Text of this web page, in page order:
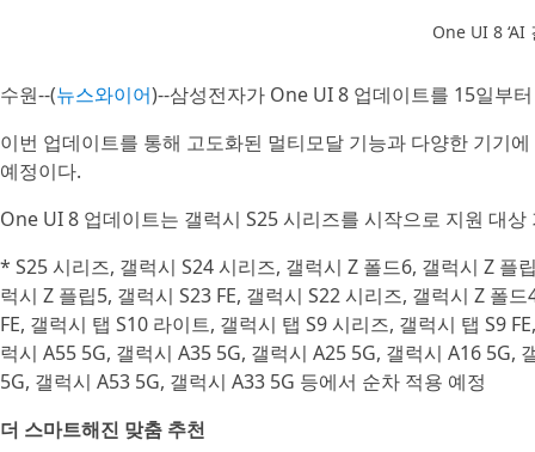
One UI 8 ‘AI
수원--(뉴스와이어)--삼성전자가 One UI 8 업데이트를 15일부
이번 업데이트를 통해 고도화된 멀티모달 기능과 다양한 기기
예정이다.
One UI 8 업데이트는 갤럭시 S25 시리즈를 시작으로 지원 대
* S25 시리즈, 갤럭시 S24 시리즈, 갤럭시 Z 폴드6, 갤럭시 Z 플
럭시 Z 플립5, 갤럭시 S23 FE, 갤럭시 S22 시리즈, 갤럭시 Z 폴
FE, 갤럭시 탭 S10 라이트, 갤럭시 탭 S9 시리즈, 갤럭시 탭 S9
럭시 A55 5G, 갤럭시 A35 5G, 갤럭시 A25 5G, 갤럭시 A16 5G,
5G, 갤럭시 A53 5G, 갤럭시 A33 5G 등에서 순차 적용 예정
더 스마트해진 맞춤 추천